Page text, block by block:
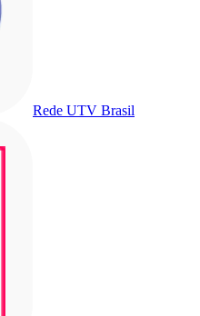
Rede UTV Brasil